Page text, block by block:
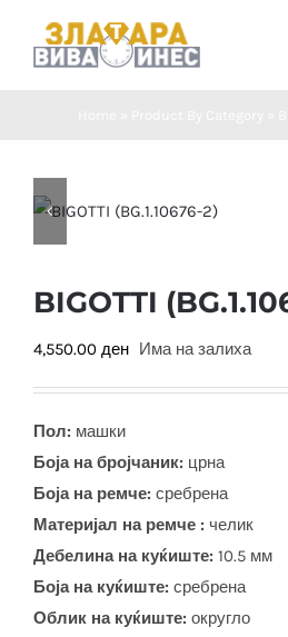
BIGOTTI
4,550.00 ден Има на залиха
Пол: машки
Боја на бројчаник: црна
Боја на ремче: сребрена
Материјал на ремче : челик
Дебелина на куќиште: 10.5 мм
Боја на куќиште: сребрена
Облик на куќиште: округло